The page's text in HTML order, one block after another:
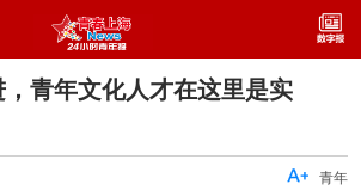
青年文化人才在这里是实
青年
